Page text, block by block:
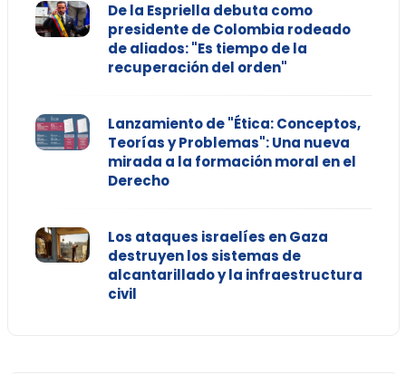
De la Espriella debuta como
presidente de Colombia rodeado
de aliados: "Es tiempo de la
recuperación del orden"
Lanzamiento de "Ética: Conceptos,
Teorías y Problemas": Una nueva
mirada a la formación moral en el
Derecho
Los ataques israelíes en Gaza
destruyen los sistemas de
alcantarillado y la infraestructura
civil